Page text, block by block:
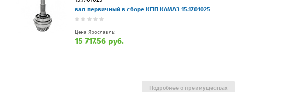
вал первичный в сборе КПП КАМАЗ 15.1701025
Цена Ярославль:
15 717.56 руб.
Подробнее о преимуществах